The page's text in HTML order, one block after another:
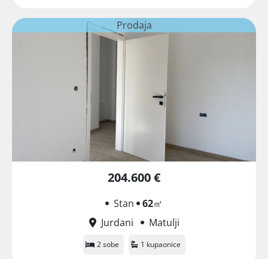
Prodaja
204.600 €
Stan 62㎡
Jurdani
Matulji
2 sobe 1 kupaonice